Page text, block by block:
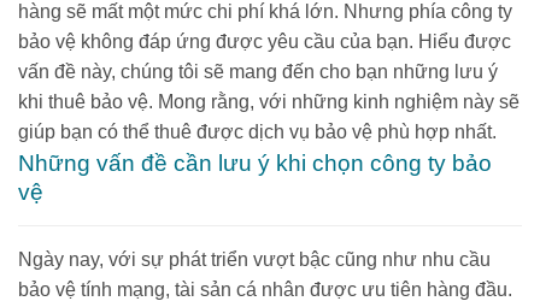
hàng sẽ mất một mức chi phí khá lớn. Nhưng phía công ty
bảo vệ không đáp ứng được yêu cầu của bạn. Hiểu được
vấn đề này, chúng tôi sẽ mang đến cho bạn những lưu ý
khi thuê bảo vệ. Mong rằng, với những kinh nghiệm này sẽ
giúp bạn có thể thuê được dịch vụ bảo vệ phù hợp nhất.
Những vấn đề cần lưu ý khi chọn công ty bảo
vệ
Ngày nay, với sự phát triển vượt bậc cũng như nhu cầu
bảo vệ tính mạng, tài sản cá nhân được ưu tiên hàng đầu.